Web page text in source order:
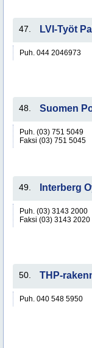
47. LVI-Työt
Puh. 044 2046973
48. Suomen
Puh. (03) 751 5049
Faksi (03) 751 5045
49. Interberg
Puh. (03) 3143 2000
Faksi (03) 3143 2020
50. THP-
Puh. 040 548 5950